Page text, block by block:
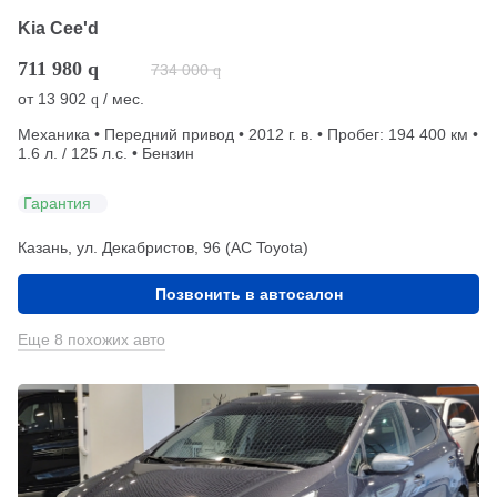
Kia Cee'd
711 980 q 734 000 q
от 13 902 q / мес.
Механика • Передний привод • 2012 г. в. • Пробег: 194 400 км •
1.6 л. / 125 л.с. • Бензин
Гарантия
Казань, ул. Декабристов, 96 (АС Toyota)
Позвонить в автосалон
Еще 8 похожих авто